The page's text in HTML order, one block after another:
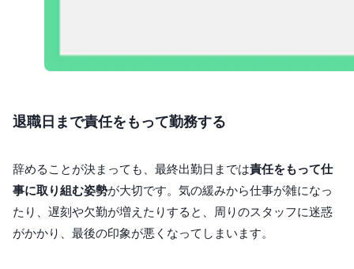
退職日まで責任をもって勤務する
辞めることが決まっても、最終出勤日までは責任をもって仕
事に取り組む姿勢が大切です。気の緩みから仕事が雑になっ
たり、遅刻や欠勤が増えたりすると、周りのスタッフに迷惑
がかかり、最後の印象が悪くなってしまいます。